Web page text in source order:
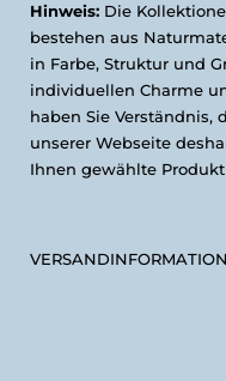
Hinweis: Die
bestehen aus
in Farbe, Struktur und
individuellen Charme
haben Sie Verständnis,
unserer Webseite
Ihnen gewählte